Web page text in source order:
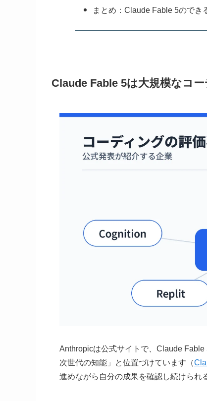
まとめ：Claude Fable 5のでき
Claude Fable 5は大規模なコ
Anthropicは公式サイトで、Claude
次世代の知能」と位置づけています（
進めながら自分の成果を確認し続けられ